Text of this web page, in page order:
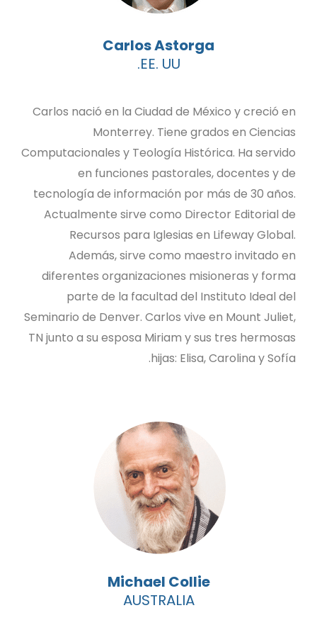
Carlos Astorga
EE. UU.
Carlos nació en la Ciudad de México y creció en
Monterrey. Tiene grados en Ciencias
Computacionales y Teología Histórica. Ha servido
en funciones pastorales, docentes y de
tecnología de información por más de 30 años.
Actualmente sirve como Director Editorial de
Recursos para Iglesias en Lifeway Global.
Además, sirve como maestro invitado en
diferentes organizaciones misioneras y forma
parte de la facultad del Instituto Ideal del
Seminario de Denver. Carlos vive en Mount Juliet,
TN junto a su esposa Miriam y sus tres hermosas
hijas: Elisa, Carolina y Sofía.
Michael Collie
AUSTRALIA